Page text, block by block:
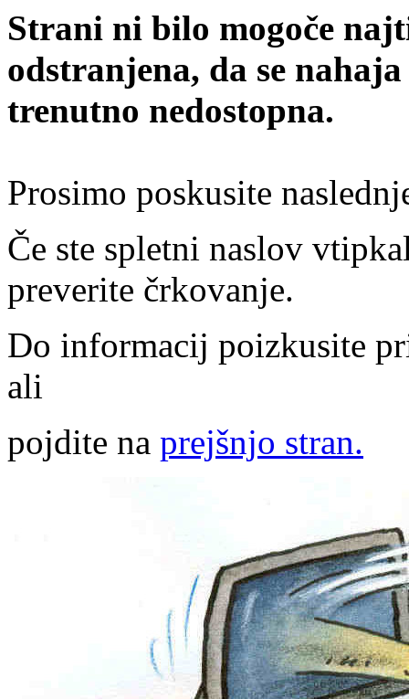
Strani ni bilo mogoče
odstranjena, da se
trenutno nedostopna.
Prosimo poskusite
Če ste spletni naslov
preverite črkovanje.
Do informacij poizkusite
ali
pojdite na prejšnjo stran.